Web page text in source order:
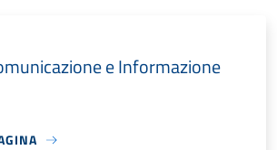
e Informazione